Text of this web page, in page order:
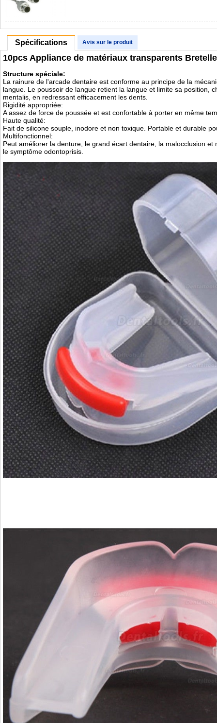
Spécifications Avis sur le produit
10pcs Appliance de matériaux transparents
Structure spéciale:
La rainure de l'arcade dentaire est conforme au principe de la
langue. Le poussoir de langue retient la langue et limite sa position,
mentalis, en redressant efficacement les dents.
Rigidité appropriée:
A assez de force de poussée et est confortable à porter en même
Haute qualité:
Fait de silicone souple, inodore et non toxique. Portable et durable
Multifonctionnel:
Peut améliorer la denture, le grand écart dentaire, la malocclusion
le symptôme odontoprisis.